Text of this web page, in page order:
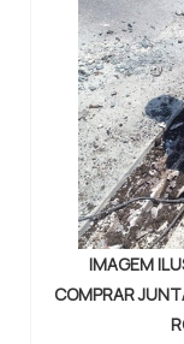
IMAGEM
COMPRAR